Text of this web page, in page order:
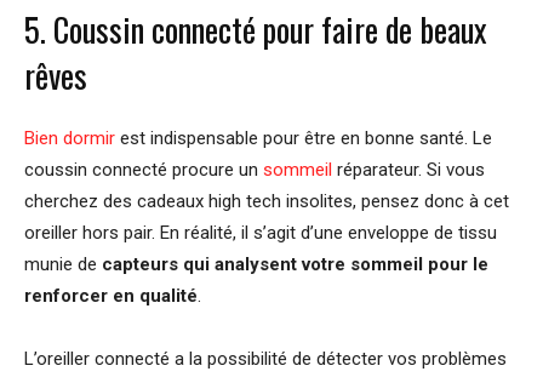
5. Coussin connecté pour faire de beaux
rêves
Bien dormir est indispensable pour être en bonne santé. Le
coussin connecté procure un sommeil réparateur. Si vous
cherchez des cadeaux high tech insolites, pensez donc à cet
oreiller hors pair. En réalité, il s’agit d’une enveloppe de tissu
munie de capteurs qui analysent votre sommeil pour le
renforcer en qualité.
L’oreiller connecté a la possibilité de détecter vos problèmes